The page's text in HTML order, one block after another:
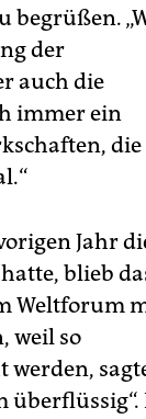
der
auch die
immer ein
die
Jahr
blieb
Weltforum
weil so
überflüssig“.